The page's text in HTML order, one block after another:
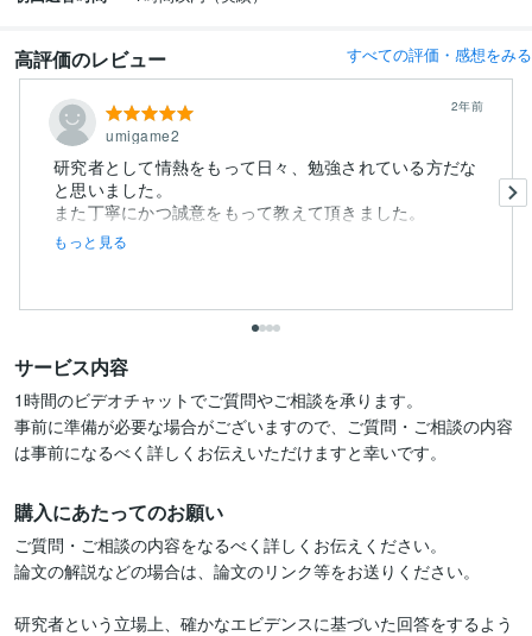
高評価のレビュー すべての評価・感想をみる
umigame2
2年前
研究者として情熱をもって日々、勉強されている方だな
と思いました。
もっと見る
サービス内容
1時間のビデオチャットでご質問やご相談を承ります。
事前に準備が必要な場合がございますので、ご質問・ご相談の内容
は事前になるべく詳しくお伝えいただけますと幸いです。
購入にあたってのお願い
ご質問・ご相談の内容をなるべく詳しくお伝えください。
論文の解説などの場合は、論文のリンク等をお送りください。
研究者という立場上、確かなエビデンスに基づいた回答をするよう